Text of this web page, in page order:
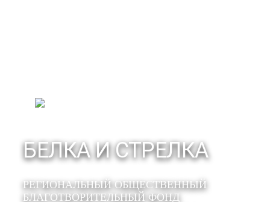
БЕЛКА И СТРЕЛКА
РЕГИОНАЛЬНЫЙ ОБЩЕСТВЕННЫЙ
БЛАГОТВОРИТЕЛЬНЫЙ ФОНД